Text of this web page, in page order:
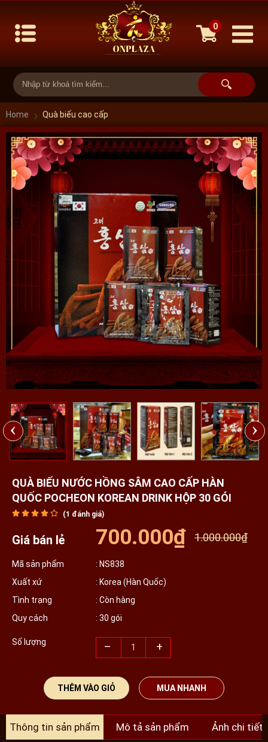
0
Home Quà biếu cao cấp
‹ ›
QUÀ BIẾU NƯỚC HỒNG SÂM CAO CẤP HÀN
QUỐC POCHEON KOREAN DRINK HỘP 30 GÓI
(1 đánh giá)
Giá bán lẻ 700.000₫ 1.000.000₫
Mã sản phẩm
: NS838
Xuất xứ
: Korea (Hàn Quốc)
Tình trạng
: Còn hàng
Quy cách
: 30 gói
Số lượng – +
THÊM VÀO GIỎ MUA NHANH
Thông tin sản phẩm Mô tả sản phẩm Ảnh chi tiết